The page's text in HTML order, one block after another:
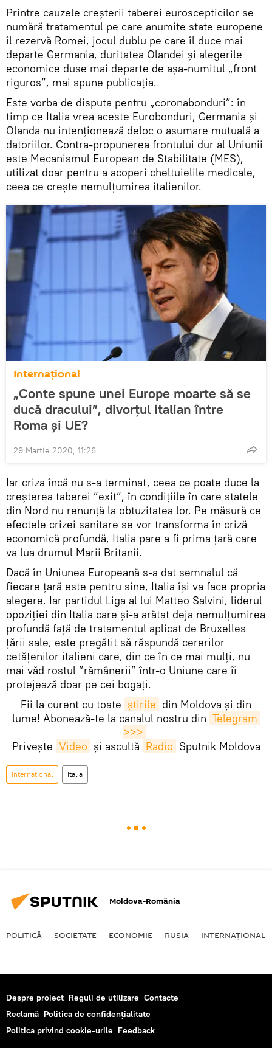
Printre cauzele creșterii taberei euroscepticilor se
numără tratamentul pe care anumite state europene
îl rezervă Romei, jocul dublu pe care îl duce mai
departe Germania, duritatea Olandei și alegerile
economice duse mai departe de așa-numitul „front
riguros”, mai spune publicația.
Este vorba de disputa pentru „coronabonduri”: în
timp ce Italia vrea aceste Eurobonduri, Germania și
Olanda nu intenționează deloc o asumare mutuală a
datoriilor. Contra-propunerea frontului dur al Uniunii
este Mecanismul European de Stabilitate (MES),
utilizat doar pentru a acoperi cheltuielile medicale,
ceea ce crește nemulțumirea italienilor.
Internaţional
„Conte spune unei Europe moarte să se
ducă dracului”, divorțul italian între
Roma și UE?
29 Martie 2020, 11:26
Iar criza încă nu s-a terminat, ceea ce poate duce la
creșterea taberei ”exit”, în condițiile în care statele
din Nord nu renunță la obtuzitatea lor. Pe măsură ce
efectele crizei sanitare se vor transforma în criză
economică profundă, Italia pare a fi prima țară care
va lua drumul Marii Britanii.
Dacă în Uniunea Europeană s-a dat semnalul că
fiecare țară este pentru sine, Italia își va face propria
alegere. Iar partidul Liga al lui Matteo Salvini, liderul
opoziției din Italia care și-a arătat deja nemulțumirea
profundă față de tratamentul aplicat de Bruxelles
țării sale, este pregătit să răspundă cererilor
cetățenilor italieni care, din ce în ce mai mulți, nu
mai văd rostul ”rămânerii” într-o Uniune care îi
protejează doar pe cei bogați.
Fii la curent cu toate știrile din Moldova și din
lume! Abonează-te la canalul nostru din Telegram
>>>
Privește Video și ascultă Radio Sputnik Moldova
Internaţional Italia
Moldova-România
POLITICĂ SOCIETATE ECONOMIE RUSIA INTERNAŢIONAL
Despre proiect Reguli de utilizare Contacte
Reclamă Politica de confidențialitate
Politica privind cookie-urile Feedback